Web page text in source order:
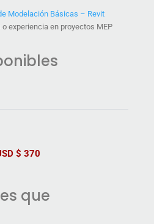
Modelación Básicas – Revit
experiencia en proyectos MEP
$ 370
que